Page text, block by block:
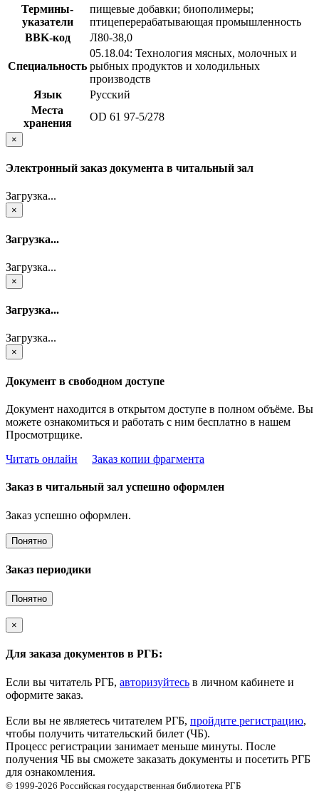
Термины-
указатели
пищевые добавки; биополимеры;
птицеперерабатывающая промышленность
BBK-код
Л80-38,0
Специальность
05.18.04: Технология мясных, молочных и
рыбных продуктов и холодильных
производств
Язык
Русский
Места
хранения
OD 61 97-5/278
×
Электронный заказ документа в читальный зал
Загрузка...
×
Загрузка...
Загрузка...
×
Загрузка...
Загрузка...
×
Документ в свободном доступе
Документ находится в открытом доступе в полном объёме. Вы
можете ознакомиться и работать с ним бесплатно в нашем
Просмотрщике.
Читать онлайн
Заказ копии фрагмента
Заказ в читальный зал успешно оформлен
Заказ успешно оформлен.
Понятно
Заказ периодики
Понятно
×
Для заказа документов в РГБ:
Если вы читатель РГБ, авторизуйтесь в личном кабинете и
оформите заказ.
Если вы не являетесь читателем РГБ, пройдите регистрацию,
чтобы получить читательский билет (ЧБ).
Процесс регистрации занимает меньше минуты. После
получения ЧБ вы сможете заказать документы и посетить РГБ
для ознакомления.
© 1999-2026 Российская государственная библиотека РГБ